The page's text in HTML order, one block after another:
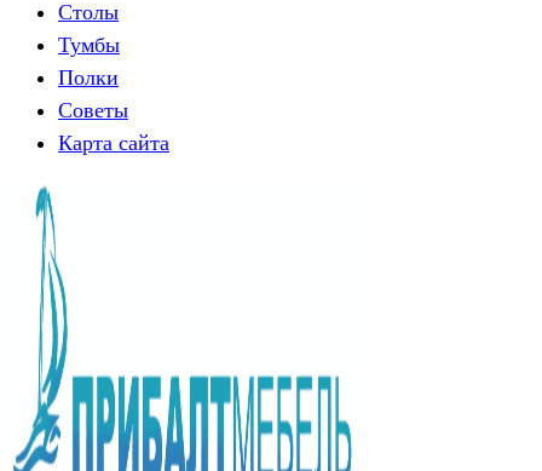
Столы
Тумбы
Полки
Советы
Карта сайта